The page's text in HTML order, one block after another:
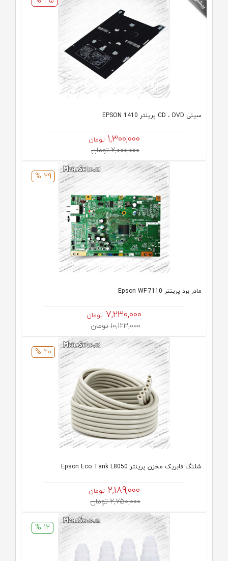
سینی CD ، DVD پرینتر EPSON 1410
1,300,000 تومان
2,000,000 تومان
29 %
مادر برد پرینتر Epson WF-7110
7,230,000 تومان
10,123,000 تومان
20 %
شلنگ فابریک مخزن پرینتر Epson Eco Tank L8050
2,189,000 تومان
2,750,000 تومان
12 %